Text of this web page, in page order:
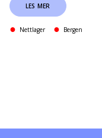
LES MER
Nettlager Bergen